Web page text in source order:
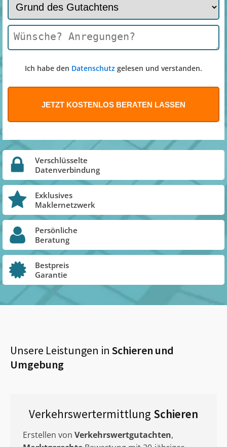
Ich habe den Datenschutz gelesen und verstanden.
Verschlüsselte
Datenverbindung
Exklusives
Maklernetzwerk
Persönliche
Beratung
Bestpreis
Garantie
Unsere Leistungen in Schieren und
Umgebung
Verkehrswertermittlung Schieren
Erstellen von Verkehrswertgutachten,